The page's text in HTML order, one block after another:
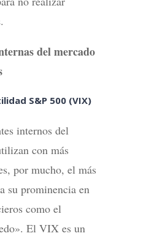
del mercado
S&P 500 (VIX)
internos del
con más
por mucho, el más
su prominencia en
como el
El VIX es un